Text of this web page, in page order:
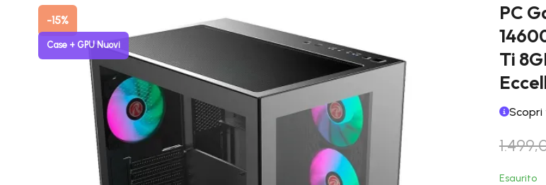
-15%
Case + GPU Nuovi
PC
Ti
Esaurito